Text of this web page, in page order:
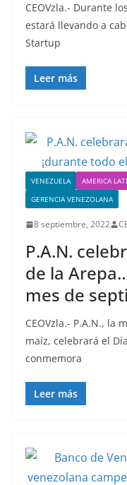
CEOVzla.- Durante
estará llevando a
Startup
Leer más
VENEZUELA AMERICA
GERENCIA VENEZOLANA
8 septiembre, 2022
P.A.N.
de la
mes de
CEOVzla.- P.A.N.,
maíz, celebrará el
conmemora
Leer más